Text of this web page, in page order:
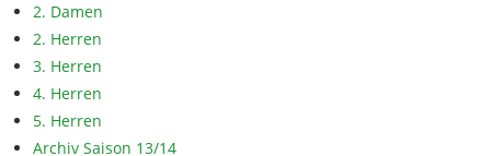
2. Damen
2. Herren
3. Herren
4. Herren
5. Herren
Archiv Saison 13/14